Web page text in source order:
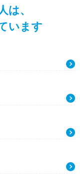
は、
います